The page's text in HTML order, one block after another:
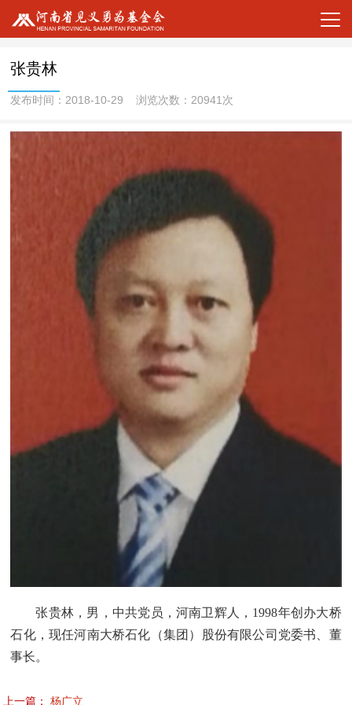
张贵林
发布时间：2018-10-29 浏览次数：20941次
张贵林，男，中共党员，河南卫辉人，1998年创办大桥
石化，现任河南大桥石化（集团）股份有限公司党委书、董
事长。
上一篇： 杨广立